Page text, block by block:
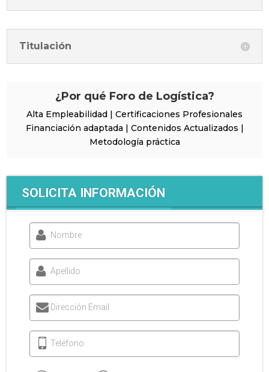
Titulación
¿Por qué Foro de Logística?
Alta Empleabilidad | Certificaciones Profesionales
Financiación adaptada | Contenidos Actualizados |
Metodología práctica
SOLICITA INFORMACIÓN
Nombre
Apellido
Dirección Email
Teléfono